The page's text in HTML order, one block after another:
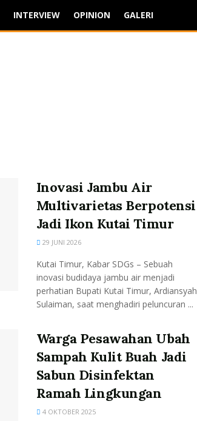
INTERVIEW OPINION GALERI
Inovasi Jambu Air
Multivarietas Berpotensi
Jadi Ikon Kutai Timur
29 JUNI 2026
Kutai Timur, Kabar SDGs – Sebuah
inovasi budidaya jambu air menjadi
perhatian Bupati Kutai Timur, Ardiansyah
Sulaiman, saat menghadiri peluncuran ...
Warga Pesawahan Ubah
Sampah Kulit Buah Jadi
Sabun Disinfektan
Ramah Lingkungan
4 OKTOBER 2025